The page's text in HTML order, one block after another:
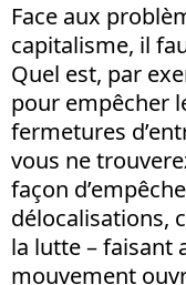
Face aux
capitalisme, il
Quel est, par
pour empêcher
fermetures
vous ne
façon
délocalisations,
la lutte – faisant
mouvement